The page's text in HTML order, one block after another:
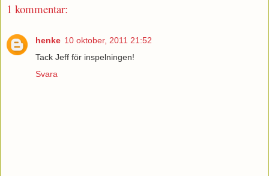
1 kommentar:
henke 10 oktober, 2011 21:52
Tack Jeff för inspelningen!
Svara